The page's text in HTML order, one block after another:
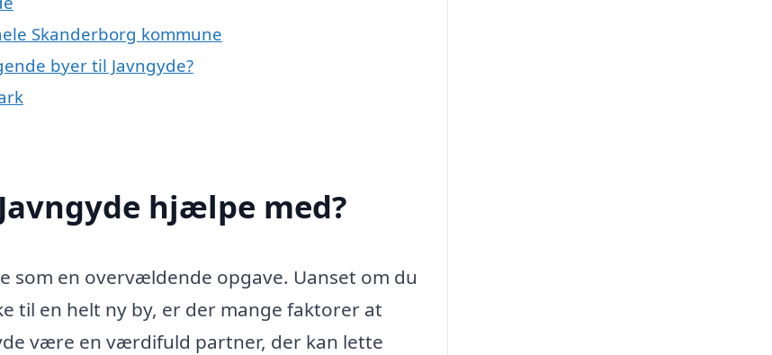
Skanderborg kommune
byer til Javngyde?
hjælpe med?
en overvældende opgave. Uanset om du
til en helt ny by, er der mange faktorer at
være en værdifuld partner, der kan lette